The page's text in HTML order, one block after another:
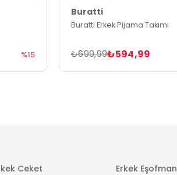
%15
Buratti
Buratti Erkek Pijama Takımı
₺594,99
₺699,99
Ceket
Erkek Eşofman